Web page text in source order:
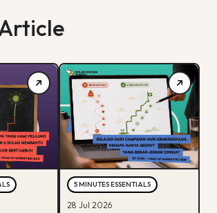
5 MINUTES ESSENTIALS
28 Jul 2026